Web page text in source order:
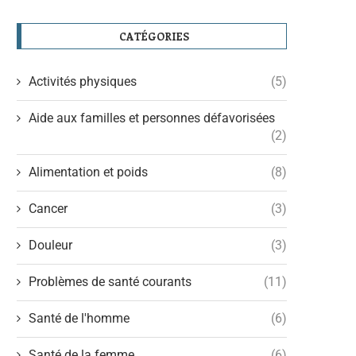
CATÉGORIES
Activités physiques (5)
Aide aux familles et personnes défavorisées
(2)
Alimentation et poids (8)
Cancer (3)
Douleur (3)
Problèmes de santé courants (11)
Santé de l'homme (6)